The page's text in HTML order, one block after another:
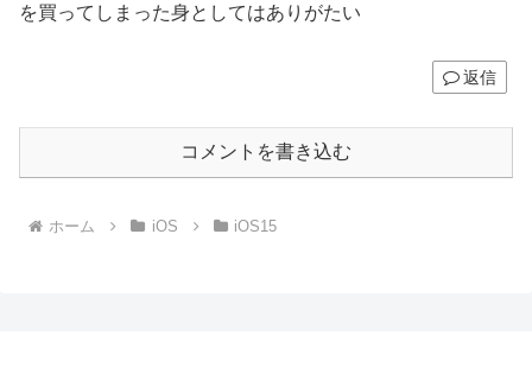
を買ってしまった身としてはありがたい
返信
コメントを書き込む
ホーム iOS iOS15